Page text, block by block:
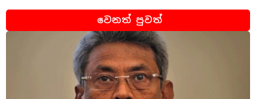
වෙනත් පුවත්